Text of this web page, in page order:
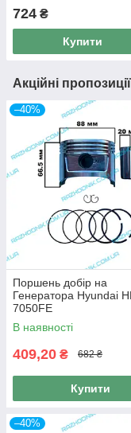
724 ₴
Купити
Акційні
–40%
Поршень добір на
Генератора Hyundai
7050FE
В наявності
409,20 ₴ 682 ₴
Купити
–40%